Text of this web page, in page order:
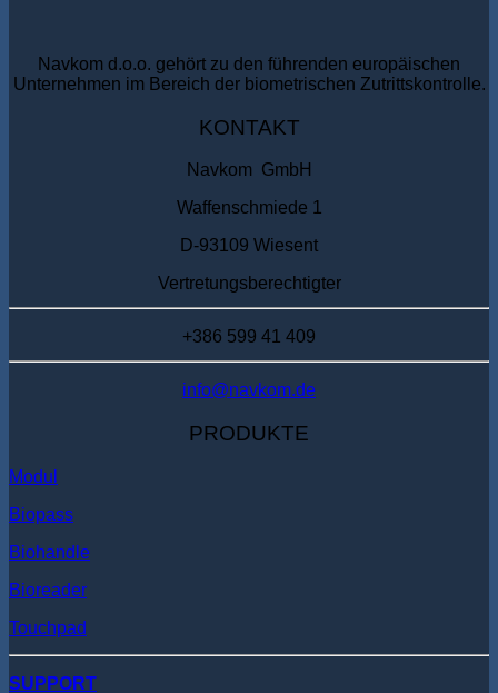
Navkom d.o.o. gehört zu den führenden europäischen
Unternehmen im Bereich der biometrischen Zutrittskontrolle.
KONTAKT
Navkom GmbH
Waffenschmiede 1
D-93109 Wiesent
Vertretungsberechtigter
+386 599 41 409
info@navkom.de
PRODUKTE
Modul
Biopass
Biohandle
Bioreader
Touchpad
SUPPORT